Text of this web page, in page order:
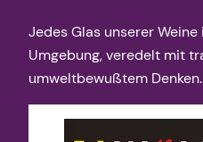
Jedes Glas unserer
Umgebung, veredelt mit
umweltbewußtem Denken.